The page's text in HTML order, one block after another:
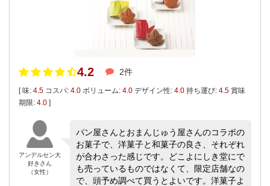
4.2 2件
[ 味: 4.5 コスパ: 4.0 ボリューム: 4.0 デザイン性: 4.0 持ち運び: 4.5 賞味
期限: 4.0 ]
アンデルセン大
好きさん
（女性）
パン屋さんとおまんじゅう屋さんのコラボの
お菓子で、洋菓子と和菓子の良さ、それぞれ
が合わさった感じです。どこよにしき堂にで
も売っているものではなくて、限定店舗なの
で、頭予め調べて買うとよいです。洋菓子よ